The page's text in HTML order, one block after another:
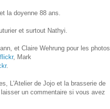
la doyenne 88 ans.
et surtout Nathyi.
et Claire Wehrung pour les photos
, Mark
.
L'Atelier de Jojo et la brasserie de
un commentaire si vous avez